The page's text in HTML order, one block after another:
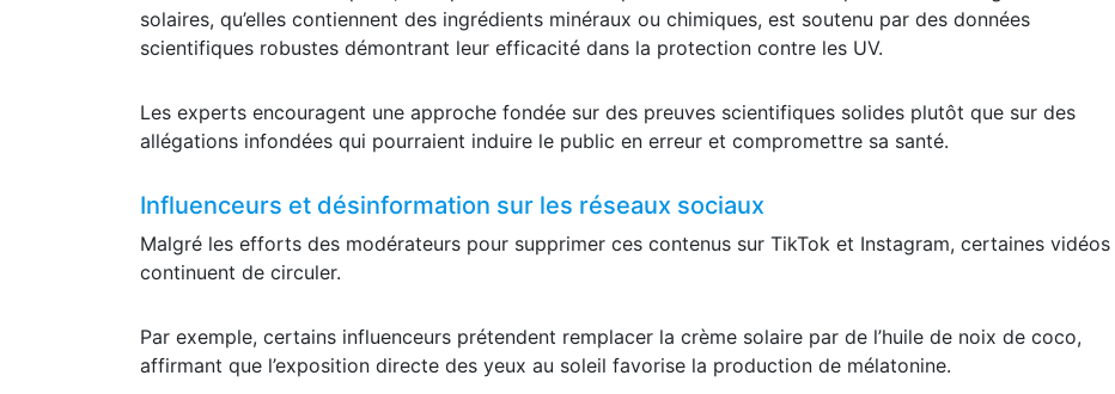
solaires, qu’elles contiennent des ingrédients minéraux ou chimiques, est soutenu par des données
scientifiques robustes démontrant leur efficacité dans la protection contre les UV.
Les experts encouragent une approche fondée sur des preuves scientifiques solides plutôt que sur des
allégations infondées qui pourraient induire le public en erreur et compromettre sa santé.
Influenceurs et désinformation sur les réseaux sociaux
Malgré les efforts des modérateurs pour supprimer ces contenus sur TikTok et Instagram, certaines vidéos
continuent de circuler.
Par exemple, certains influenceurs prétendent remplacer la crème solaire par de l’huile de noix de coco,
affirmant que l’exposition directe des yeux au soleil favorise la production de mélatonine.